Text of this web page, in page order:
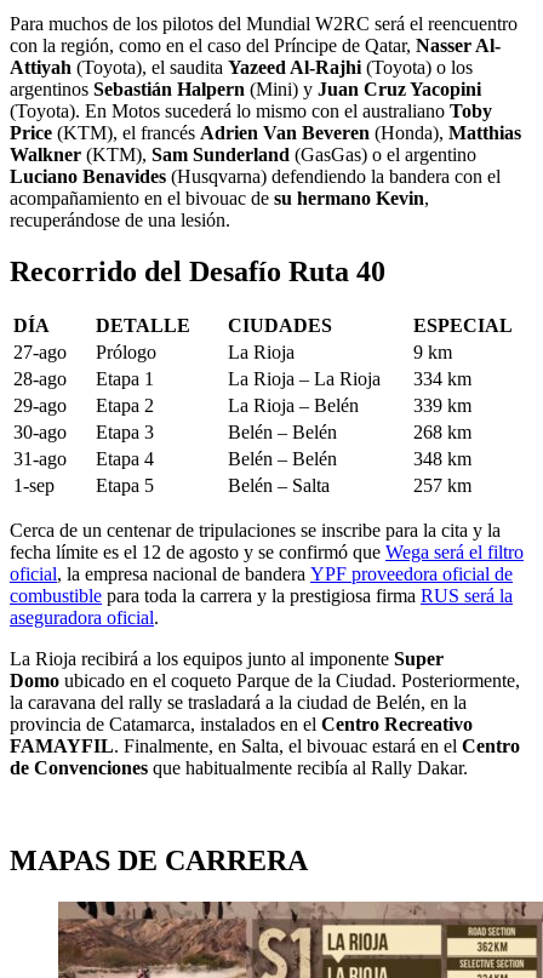
Para muchos de los pilotos del Mundial W2RC será el reencuentro
con la región, como en el caso del Príncipe de Qatar, Nasser Al-
Attiyah (Toyota), el saudita Yazeed Al-Rajhi (Toyota) o los
argentinos Sebastián Halpern (Mini) y Juan Cruz Yacopini
(Toyota). En Motos sucederá lo mismo con el australiano Toby
Price (KTM), el francés Adrien Van Beveren (Honda), Matthias
Walkner (KTM), Sam Sunderland (GasGas) o el argentino
Luciano Benavides (Husqvarna) defendiendo la bandera con el
acompañamiento en el bivouac de su hermano Kevin,
recuperándose de una lesión.
Recorrido del Desafío Ruta 40
DÍA DETALLE CIUDADES
ESPECIAL
27-ago
Prólogo La Rioja
9 km
28-ago
Etapa 1 La Rioja – La Rioja
334 km
29-ago
Etapa 2 La Rioja – Belén
339 km
30-ago
Etapa 3 Belén – Belén
268 km
31-ago
Etapa 4 Belén – Belén
348 km
1-sep
Etapa 5 Belén – Salta 257 km
Cerca de un centenar de tripulaciones se inscribe para la cita y la
fecha límite es el 12 de agosto y se confirmó que Wega será el filtro
oficial, la empresa nacional de bandera YPF proveedora oficial de
combustible para toda la carrera y la prestigiosa firma RUS será la
aseguradora oficial.
La Rioja recibirá a los equipos junto al imponente Super
Domo ubicado en el coqueto Parque de la Ciudad. Posteriormente,
la caravana del rally se trasladará a la ciudad de Belén, en la
provincia de Catamarca, instalados en el Centro Recreativo
FAMAYFIL. Finalmente, en Salta, el bivouac estará en el Centro
de Convenciones que habitualmente recibía al Rally Dakar.
MAPAS DE CARRERA